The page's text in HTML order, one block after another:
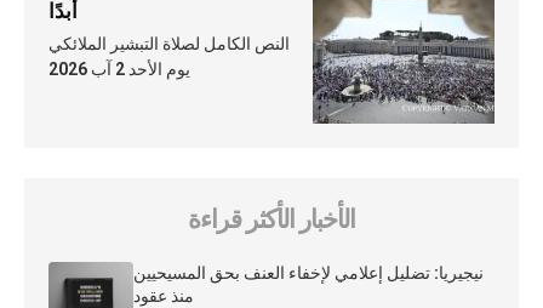
أبدًا
النص الكامل لصلاة التبشير الملائكي
يوم الأحد 2 آب 2026
الأخبار الأكثر قراءة
نيجيريا: تضليل إعلامي لإخفاء العنف بحق المسيحيين
منذ عقود